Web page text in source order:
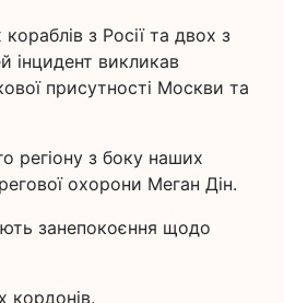
з Росії та двох з
інцидент викликав
присутності Москви та
регіону з боку наших
охорони Меган Дін.
занепокоєння щодо
кордонів.